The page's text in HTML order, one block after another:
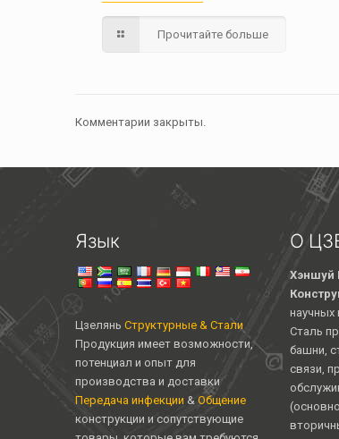
Прочитайте больше
Комментарии закрыты.
Язык
Цзелянь Структурные & Стали
Продукция имеет возможности,
потенциал и опыт для
производства и доставки
Передача инфекции & Общение
конструкции и сопутствующие
О
Хэншуй
научных
Сталь
башни,
связи,